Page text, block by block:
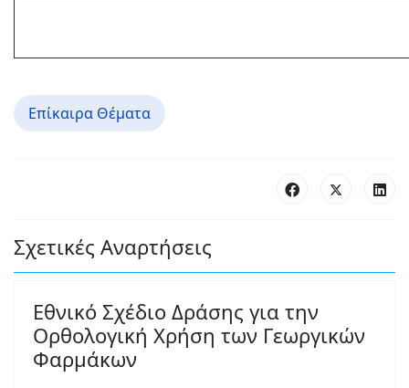
Επίκαιρα Θέματα
Σχετικές Αναρτήσεις
Εθνικό Σχέδιο Δράσης για την
Ορθολογική Χρήση των Γεωργικών
Φαρμάκων